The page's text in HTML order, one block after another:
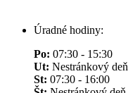
Úradné hodiny:
Po: 07:30 - 15:30
Ut: Nestránkový deň
St: 07:30 - 16:00